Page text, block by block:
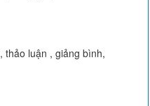
thảo luận , giảng bình,